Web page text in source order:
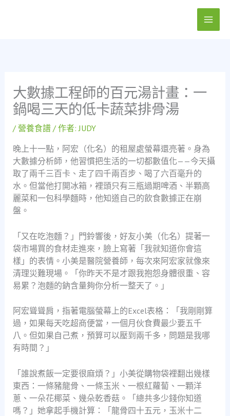
大數據工程師的百元湯計畫：一
鍋喝三天的低卡蔬菜排骨湯
/ 營養食譜/ 作者:JUDY
晚上十一點，阿宏（化名）的租屋處螢幕還亮著。身為
大數據分析師，他習慣把生活的一切都數值化——今天攝
取了兩千三百卡、走了四千兩百步、喝了六百毫升的
水。但當他打開冰箱，裡頭只有三瓶過期啤酒、半顆高
麗菜和一包科學麵時，他知道自己的飲食數據正在崩
盤。
「又在吃泡麵？」門鈴響後，好友小美（化名）提著一
袋市場買的食材走進來，臉上寫著「我就知道你會這
樣」的表情。小美是醫院營養師，每次來阿宏家就像來
清理災難現場。「你昨天不是才跟我抱怨身體很重、容
易累？泡麵的鈉含量夠你分析一整天了。」
阿宏聳聳肩，指著電腦螢幕上的Excel表格：「我剛剛算
過，如果每天吃超商便當，一個月伙食費最少要五千
八。但如果自己煮，預算可以壓到兩千多，問題是我哪
有時間？」
「誰說煮飯一定要很麻煩？」小美從購物袋裡翻出幾樣
東西：一條豬龍骨、一條玉米、一根紅蘿蔔、一顆洋
蔥、一朵花椰菜、幾朵乾香菇。「總共多少錢你知道
嗎？」她拿起手機計算：「龍骨四十五元，玉米十二